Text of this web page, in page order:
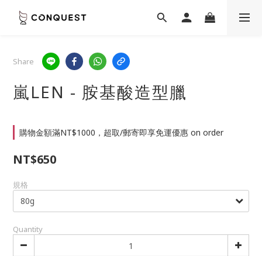
Share
嵐LEN - 胺基酸造型臘
購物金額滿NT$1000，超取/郵寄即享免運優惠 on order
NT$650
規格
Quantity